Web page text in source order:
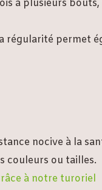
à plusieurs
régularité permet
nocive à la
couleurs ou tailles.
à notre turoriel